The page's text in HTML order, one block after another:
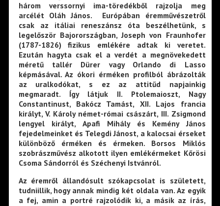
három verssornyi ima-töredékből rajzolja meg
arcélét Oláh János. Európában éremművészetről
csak az itáliai reneszánsz óta beszélhetünk, s
legelőször Bajorországban, Joseph von Fraunhofer
(1787-1826) fizikus emlékére adtak ki veretet.
Ezután hagyta csak el a verdét a megnövekedett
méretű tallér Dürer vagy Orlando di Lasso
képmásával. Az ókori érméken profilból ábrázolták
az uralkodókat, s ez az attitűd napjainkig
megmaradt. Így látjuk II. Ptolemaioszt, Nagy
Constantinust, Bakócz Tamást, XII. Lajos francia
királyt, V. Károly német-római császárt, III. Zsigmond
lengyel királyt, Apafi Mihály és Kemény János
fejedelmeinket és Telegdi Jánost, a kalocsai érseket
különböző érméken és érmeken. Borsos Miklós
szobrászművész alkotott ilyen emlékérmeket Kőrösi
Csoma Sándorról és Széchenyi Istvánról.
Az éremről állandósult szókapcsolat is született,
tudniillik, hogy annak mindig két oldala van. Az egyik
a fej, amin a portré rajzolódik ki, a másik az írás,